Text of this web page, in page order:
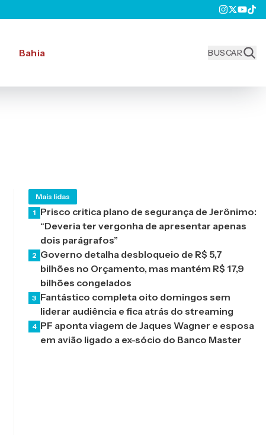
Bahia BUSCAR
Mais lidas
1 Prisco critica plano de segurança de Jerônimo:
“Deveria ter vergonha de apresentar apenas
dois parágrafos”
2 Governo detalha desbloqueio de R$ 5,7
bilhões no Orçamento, mas mantém R$ 17,9
bilhões congelados
3 Fantástico completa oito domingos sem
liderar audiência e fica atrás do streaming
4 PF aponta viagem de Jaques Wagner e esposa
em avião ligado a ex-sócio do Banco Master